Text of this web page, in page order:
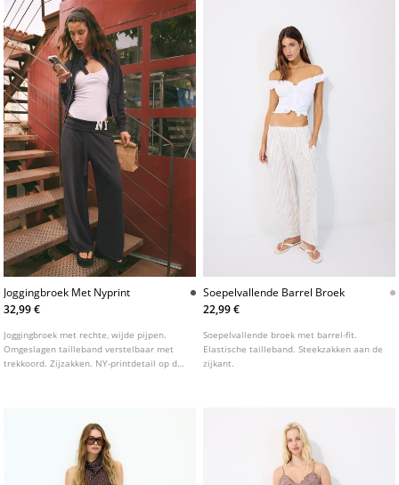
Joggingbroek Met Nyprint
32,99 €
Joggingbroek met rechte, wijde pijpen.
Omgeslagen tailleband verstelbaar met
trekkoord. Zijzakken. NY-printdetail op de
Soepelvallende Barrel Broek
22,99 €
Soepelvallende broek met barrel-fit.
Elastische tailleband. Steekzakken aan de
zijkant.